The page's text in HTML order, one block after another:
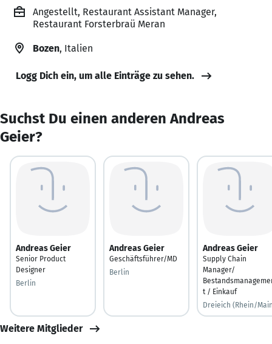
Angestellt, Restaurant Assistant Manager,
Restaurant Forsterbraü Meran
Bozen, Italien
Logg Dich ein, um alle Einträge zu sehen.
Suchst Du einen anderen Andreas
Geier?
Andreas Geier
Senior Product
Designer
Berlin
Andreas Geier
Geschäftsführer/MD
Berlin
Andreas Geier
Supply Chain
Manager/
t / Einkauf
Dreieich (Rhein/
Weitere Mitglieder